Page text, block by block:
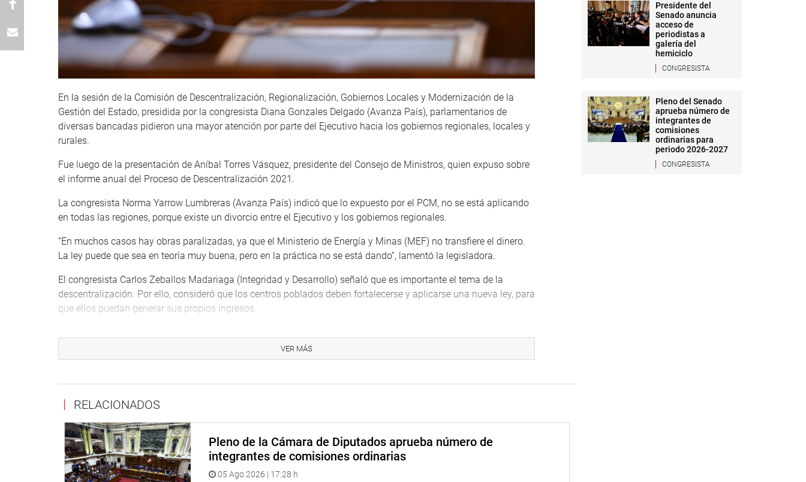
En la sesión de la Comisión de Descentralización, Regionalización, Gobiernos Locales y Modernización de la
Gestión del Estado, presidida por la congresista Diana Gonzales Delgado (Avanza País), parlamentarios de
diversas bancadas pidieron una mayor atención por parte del Ejecutivo hacia los gobiernos regionales, locales y
rurales.
Fue luego de la presentación de Aníbal Torres Vásquez, presidente del Consejo de Ministros, quien expuso sobre
el informe anual del Proceso de Descentralización 2021.
La congresista Norma Yarrow Lumbreras (Avanza País) indicó que lo expuesto por el PCM, no se está aplicando
en todas las regiones, porque existe un divorcio entre el Ejecutivo y los gobiernos regionales.
“En muchos casos hay obras paralizadas, ya que el Ministerio de Energía y Minas (MEF) no transfiere el dinero.
La ley puede que sea en teoría muy buena, pero en la práctica no se está dando”, lamentó la legisladora.
El congresista Carlos Zeballos Madariaga (Integridad y Desarrollo) señaló que es importante el tema de la
descentralización. Por ello, consideró que los centros poblados deben fortalecerse y aplicarse una nueva ley, para
que ellos puedan generar sus propios ingresos.
del titular de la PCM, por llegar hasta el último rincón de nuestro país.
manifestó su total preocupación con referencia a la tercerización de labores por falta de presupuesto en las
municipalidades rurales y cuestionó el trabajo está que está haciendo la PCM respecto a este tema.
“No hay una descentralización del Ministerio de Economía y Finanzas; son mil ochocientas obras paralizadas
por la corrupción en gestiones anteriores, por eso hemos presentado un proyecto de ley para destrabar estas
obras, a fin de que podamos someterlas a un proceso de licitación para su conclusión”, puntualizó Aníbal Torres.
OFICINA DE COMUNICACIONES
VER MÁS
RELACIONADOS
Pleno de la Cámara de Diputados aprueba número de
integrantes de comisiones ordinarias
05 Ago 2026 | 17:28 h
Presidente del
Senado anuncia
acceso de
periodistas a
galería del
hemiciclo
CONGRESISTA
Pleno del Senado
aprueba número de
integrantes de
comisiones
ordinarias para
periodo 2026-2027
CONGRESISTA